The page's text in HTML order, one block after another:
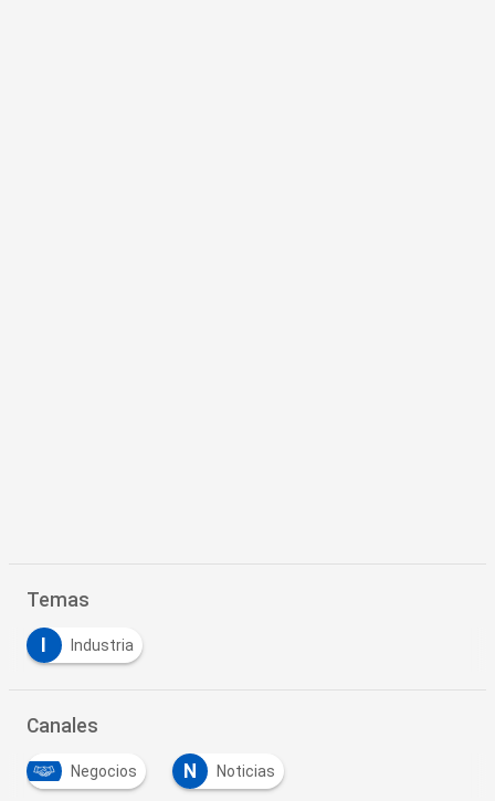
Temas
Industria
Canales
Negocios N Noticias